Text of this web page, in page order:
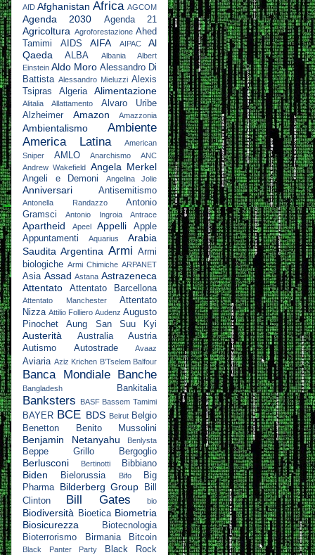
AfD Afghanistan Africa AGCOM
Agenda 2030 Agenda 21
Agricoltura Agroforestazione Ahed
Tamimi
AIDS AIFA AIPAC
Al
Qaeda
ALBA Albania
Albert
Einstein Aldo Moro Alessandro Di
Battista Alessandro Mieluzzi Alexis
Tsipras
Algeria Alimentazione
Alitalia Allattamento
Alvaro Uribe
Alzheimer
Amazon Amazzonia
Ambientalismo
Ambiente
America Latina
American
Sniper
AMLO Anarchismo
ANC
Andrew Wakefield Angela Merkel
Angeli e Demoni Angelina Jolie
Anniversari Antisemitismo
Antonella Randazzo
Antonio
Gramsci
Antonio Ingroia Antrace
Apartheid Apeel Appelli
Apple
Appuntamenti
Aquarius
Arabia
Saudita Argentina Armi Armi
biologiche Armi Chimiche ARPANET
Asia Assad Astana Astrazeneca
Attentato
Attentato Barcellona
Attentato Manchester
Attentato
Nizza Attilio Folliero Audenz Augusto
Pinochet
Aung San Suu Kyi
Austerità Australia
Austria
Autismo
Autostrade Avaaz
Aviaria Aziz Krichen B’Tselem Balfour
Banca Mondiale Banche
Bangladesh Bankitalia
Banksters BASF Bassem Tamimi
BAYER BCE BDS Beirut Belgio
Benetton
Benito Mussolini
Benjamin Netanyahu Benlysta
Beppe Grillo Bergoglio
Berlusconi Bertinotti Bibbiano
Biden Bielorussia Bifo
Big
Pharma
Bilderberg Group
Bill
Clinton
Bill Gates bio
Biodiversità Bioetica Biometria
Biosicurezza
Biotecnologia
Bioterrorismo
Birmania Bitcoin
Black Panter Party
Black Rock